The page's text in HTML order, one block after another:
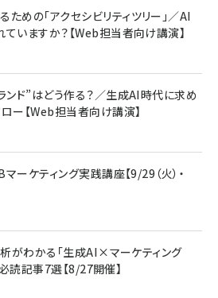
あなたの恋と運命／山田涼介]
ランキングをもっと見る
ド枠付き いPhone17 (6.3インチ) 対応
ト DSP25F1698
Amazon Fire TV Stick HD | 手軽にスト
P31i (Bluetooth 6.1) 【完
レスイヤホン/アクティブノイズキャンセリ
チポイント接続 / 最大50時間再生 / PSE
III Flow USB-C & USB-C
ル Anker絡まないケーブル 240W 結束バン
PD対応 シリコン素材採用 iPhone
/ 15 / Galaxy iPad Pro MacBook
Anker絡まないケーブル 240W 結束バン
/ 15 / Galaxy iPad Pro MacBook
種対応 (1.8m ミッドナイトブラック)
ーン】
めの「アクセシビリティツリー」／AI
いますか？【Web担当者向け講演】
ド”はどう作る？／生成AI時代に求め
ー【Web担当者向け講演】
ケティング実践講座【9/29（火）・
がわかる「生成AI×マーケティング
読記事7選【8/27開催】